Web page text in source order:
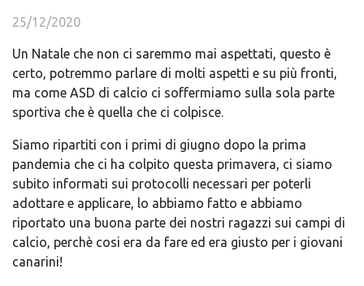
25/12/2020
Un Natale che non ci saremmo mai aspettati, questo è
certo, potremmo parlare di molti aspetti e su più fronti,
ma come ASD di calcio ci soffermiamo sulla sola parte
sportiva che è quella che ci colpisce.
Siamo ripartiti con i primi di giugno dopo la prima
pandemia che ci ha colpito questa primavera, ci siamo
subito informati sui protocolli necessari per poterli
adottare e applicare, lo abbiamo fatto e abbiamo
riportato una buona parte dei nostri ragazzi sui campi di
calcio, perchè cosi era da fare ed era giusto per i giovani
canarini!